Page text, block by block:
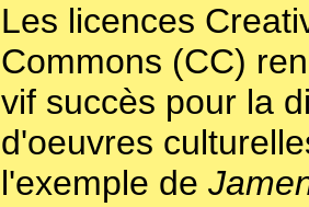
Les licences
Commons (CC)
vif succès pour la
d'oeuvres
l'exemple de